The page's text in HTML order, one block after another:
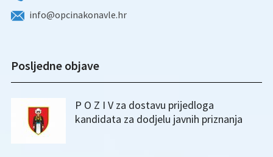
info@opcinakonavle.hr
Posljedne objave
P O Z I V za dostavu prijedloga
kandidata za dodjelu javnih priznanja